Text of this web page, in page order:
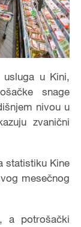
u Kini,
snage
nivou u
zvanični
statistiku Kine
mesečnog
a potrošački